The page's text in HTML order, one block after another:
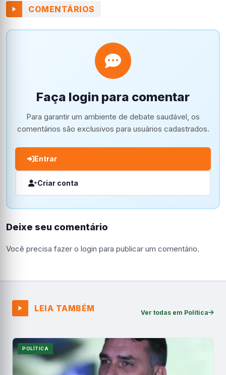
COMENTÁRIOS
Faça login para comentar
Para garantir um ambiente de debate saudável, os
comentários são exclusivos para usuários cadastrados.
Entrar
Criar conta
Deixe seu comentário
Você precisa fazer o login para publicar um comentário.
LEIA TAMBÉM Ver todas em Política
POLÍTICA